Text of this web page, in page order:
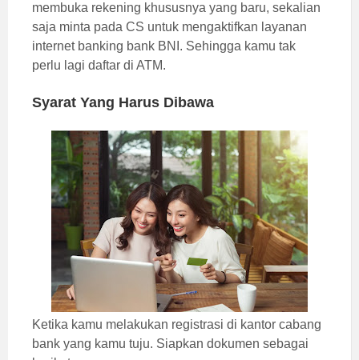
membuka rekening khususnya yang baru, sekalian
saja minta pada CS untuk mengaktifkan layanan
internet banking bank BNI. Sehingga kamu tak
perlu lagi daftar di ATM.
Syarat Yang Harus Dibawa
Ketika kamu melakukan registrasi di kantor cabang
bank yang kamu tuju. Siapkan dokumen sebagai